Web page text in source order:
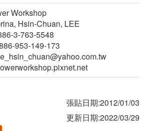
Workshop
Hsin-Chuan, LEE
3-763-5548
953-149-173
張貼日期:2012/01/03
更新日期:2022/03/29